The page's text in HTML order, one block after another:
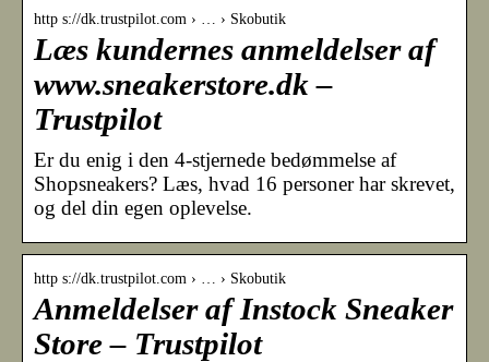
http s://dk.trustpilot.com › … › Skobutik
Læs kundernes anmeldelser af
www.sneakerstore.dk –
Trustpilot
Er du enig i den 4-stjernede bedømmelse af
Shopsneakers? Læs, hvad 16 personer har skrevet,
og del din egen oplevelse.
http s://dk.trustpilot.com › … › Skobutik
Anmeldelser af Instock Sneaker
Store – Trustpilot